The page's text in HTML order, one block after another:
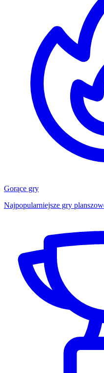
Gorące gry
Najpopularniejsze gry